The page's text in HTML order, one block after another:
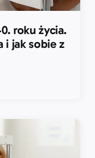
roku życia.
i jak sobie z